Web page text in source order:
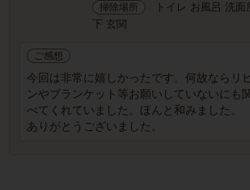
掃除場所
トイレ お風呂 洗
下 玄関
ご感想
今回は非常に嬉しかったです。何故ならリ
ンやブランケット等お願いしていないにも
べてくれていました。ほんと和みました。
ありがとうございました。